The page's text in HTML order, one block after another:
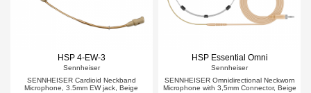
HSP 4-EW-3
Sennheiser
SENNHEISER Cardioid Neckband
Microphone, 3.5mm EW jack, Beige
HSP Essential Omni
Sennheiser
SENNHEISER Omnidirectional Neckworn
Microphone with 3,5mm Connector, Beige